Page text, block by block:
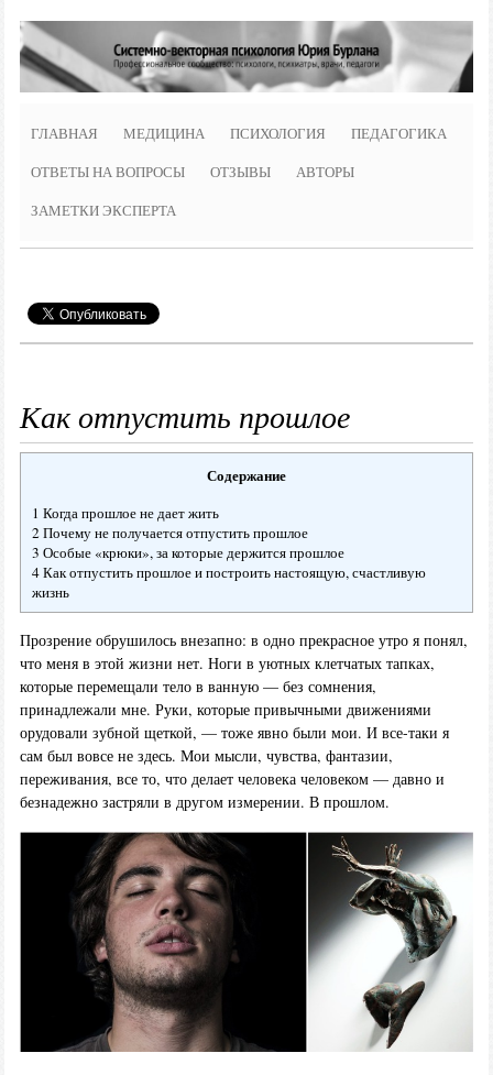
ГЛАВНАЯ МЕДИЦИНА ПСИХОЛОГИЯ ПЕДАГОГИКА
ОТВЕТЫ НА ВОПРОСЫ ОТЗЫВЫ АВТОРЫ
ЗАМЕТКИ ЭКСПЕРТА
Как отпустить прошлое
Содержание
1 Когда прошлое не дает жить
2 Почему не получается отпустить прошлое
3 Особые «крюки», за которые держится прошлое
4 Как отпустить прошлое и построить настоящую, счастливую
жизнь
Прозрение обрушилось внезапно: в одно прекрасное утро я понял,
что меня в этой жизни нет. Ноги в уютных клетчатых тапках,
которые перемещали тело в ванную — без сомнения,
принадлежали мне. Руки, которые привычными движениями
орудовали зубной щеткой, — тоже явно были мои. И все-таки я
сам был вовсе не здесь. Мои мысли, чувства, фантазии,
переживания, все то, что делает человека человеком — давно и
безнадежно застряли в другом измерении. В прошлом.